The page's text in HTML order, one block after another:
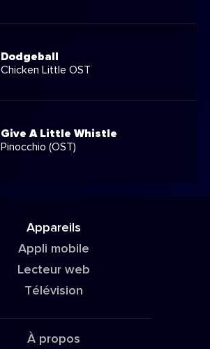
Dodgeball
Chicken Little OST
Give A Little Whistle
Pinocchio (OST)
Appareils
Appli mobile
Lecteur web
Télévision
À propos